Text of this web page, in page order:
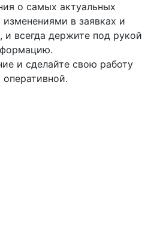
о самых актуальных
в заявках и
и всегда держите под рукой
и сделайте свою работу